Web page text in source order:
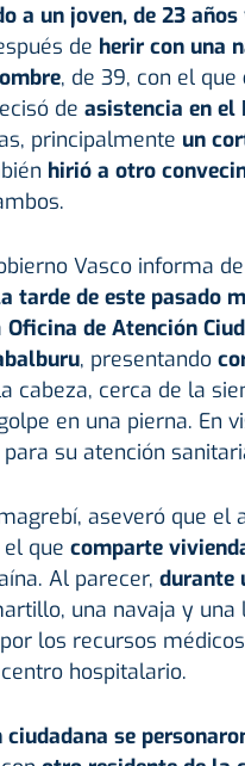
a un joven, de 23 años
de herir con una
, de 39, con el que
de asistencia en el
principalmente un
hirió a otro
Vasco informa
tarde de este pasado
Oficina de Atención
, presentando
cabeza, cerca de la
en una pierna. En
para su atención
aseveró que el
que comparte
Al parecer, durante
una navaja y una
los recursos médicos
hospitalario.
se